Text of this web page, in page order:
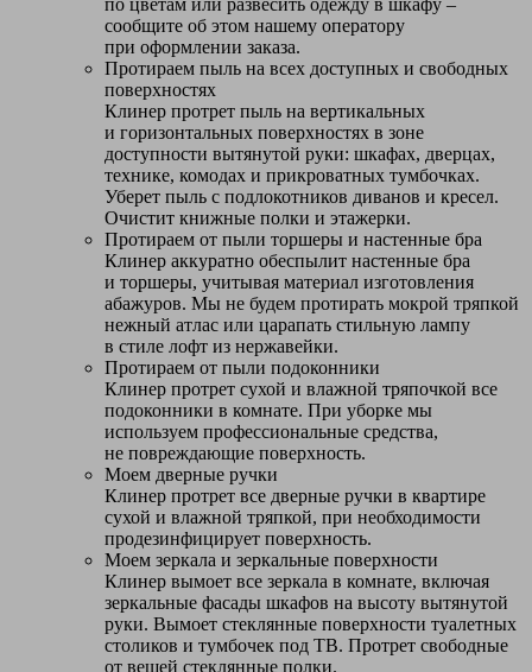
по цветам или развесить одежду в шкафу –
сообщите об этом нашему оператору
при оформлении заказа.
Протираем пыль на всех доступных и свободных
поверхностях
Клинер протрет пыль на вертикальных
и горизонтальных поверхностях в зоне
доступности вытянутой руки: шкафах, дверцах,
технике, комодах и прикроватных тумбочках.
Уберет пыль с подлокотников диванов и кресел.
Очистит книжные полки и этажерки.
Протираем от пыли торшеры и настенные бра
Клинер аккуратно обеспылит настенные бра
и торшеры, учитывая материал изготовления
абажуров. Мы не будем протирать мокрой тряпкой
нежный атлас или царапать стильную лампу
в стиле лофт из нержавейки.
Протираем от пыли подоконники
Клинер протрет сухой и влажной тряпочкой все
подоконники в комнате. При уборке мы
используем профессиональные средства,
не повреждающие поверхность.
Моем дверные ручки
Клинер протрет все дверные ручки в квартире
сухой и влажной тряпкой, при необходимости
продезинфицирует поверхность.
Моем зеркала и зеркальные поверхности
Клинер вымоет все зеркала в комнате, включая
зеркальные фасады шкафов на высоту вытянутой
руки. Вымоет стеклянные поверхности туалетных
столиков и тумбочек под ТВ. Протрет свободные
от вещей стеклянные полки.